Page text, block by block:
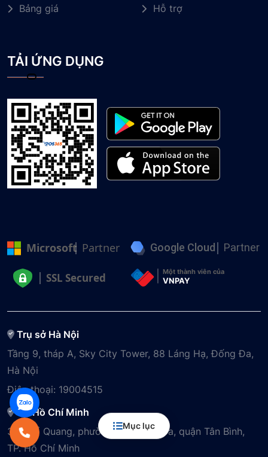
Mục lục
Bảng giá
Hỗ trợ
TẢI ỨNG DỤNG
Microsoft Partner Google Cloud Partner
SSL Secured Một thành viên của
VNPAY
Trụ sở Hà Nội
Tầng 9, tháp A, Sky City Tower, 88 Láng Hạ, Đống Đa,
Hà Nội
Điện thoại: 19004515
VP Hồ Chí Minh
3A Phổ Quang, phường Tân Sơn Hòa, quận Tân Bình,
TP. Hồ Chí Minh